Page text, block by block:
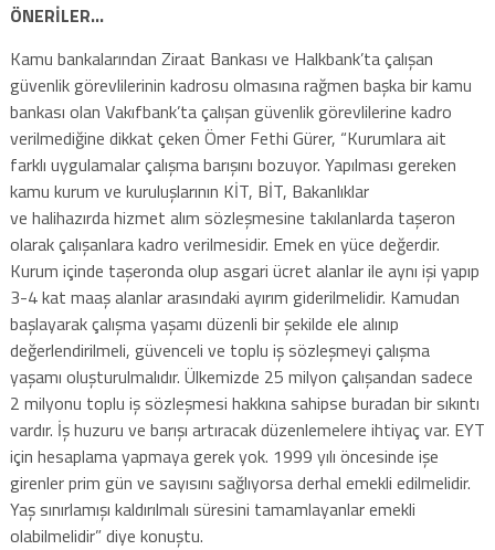
ÖNERİLER…
Kamu bankalarından Ziraat Bankası ve Halkbank’ta çalışan
güvenlik görevlilerinin kadrosu olmasına rağmen başka bir kamu
bankası olan Vakıfbank’ta çalışan güvenlik görevlilerine kadro
verilmediğine dikkat çeken Ömer Fethi Gürer, “Kurumlara ait
farklı uygulamalar çalışma barışını bozuyor. Yapılması gereken
kamu kurum ve kuruluşlarının KİT, BİT, Bakanlıklar
ve halihazırda hizmet alım sözleşmesine takılanlarda taşeron
olarak çalışanlara kadro verilmesidir. Emek en yüce değerdir.
Kurum içinde taşeronda olup asgari ücret alanlar ile aynı işi yapıp
3-4 kat maaş alanlar arasındaki ayırım giderilmelidir. Kamudan
başlayarak çalışma yaşamı düzenli bir şekilde ele alınıp
değerlendirilmeli, güvenceli ve toplu iş sözleşmeyi çalışma
yaşamı oluşturulmalıdır. Ülkemizde 25 milyon çalışandan sadece
2 milyonu toplu iş sözleşmesi hakkına sahipse buradan bir sıkıntı
vardır. İş huzuru ve barışı artıracak düzenlemelere ihtiyaç var. EYT
için hesaplama yapmaya gerek yok. 1999 yılı öncesinde işe
girenler prim gün ve sayısını sağlıyorsa derhal emekli edilmelidir.
Yaş sınırlamışı kaldırılmalı süresini tamamlayanlar emekli
olabilmelidir” diye konuştu.